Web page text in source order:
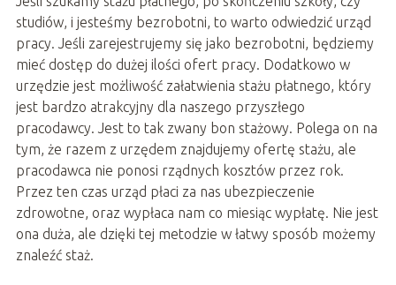
studiów, i jesteśmy bezrobotni, to warto odwiedzić urząd
pracy. Jeśli zarejestrujemy się jako bezrobotni, będziemy
mieć dostęp do dużej ilości ofert pracy. Dodatkowo w
urzędzie jest możliwość załatwienia stażu płatnego, który
jest bardzo atrakcyjny dla naszego przyszłego
pracodawcy. Jest to tak zwany bon stażowy. Polega on na
tym, że razem z urzędem znajdujemy ofertę stażu, ale
pracodawca nie ponosi rządnych kosztów przez rok.
Przez ten czas urząd płaci za nas ubezpieczenie
zdrowotne, oraz wypłaca nam co miesiąc wypłatę. Nie jest
ona duża, ale dzięki tej metodzie w łatwy sposób możemy
znaleźć staż.